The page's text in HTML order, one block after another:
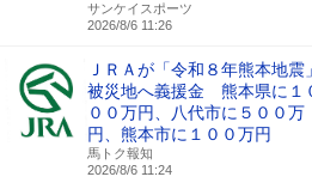
サンケイスポーツ
2026/8/6 11:26
ＪＲＡが「令和８年熊本地震」
被災地へ義援金 熊本県に１
００万円、八代市に５００万
円、熊本市に１００万円
馬トク報知
2026/8/6 11:24